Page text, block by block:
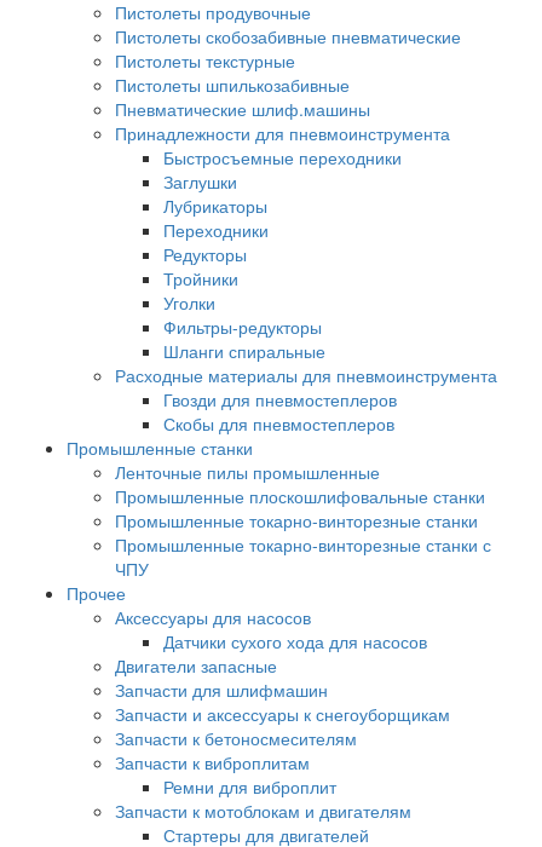
Пистолеты продувочные
Пистолеты скобозабивные пневматические
Пистолеты текстурные
Пистолеты шпилькозабивные
Пневматические шлиф.машины
Принадлежности для пневмоинструмента
Быстросъемные переходники
Заглушки
Лубрикаторы
Переходники
Редукторы
Тройники
Уголки
Фильтры-редукторы
Шланги спиральные
Расходные материалы для пневмоинструмента
Гвозди для пневмостеплеров
Скобы для пневмостеплеров
Промышленные станки
Ленточные пилы промышленные
Промышленные плоскошлифовальные станки
Промышленные токарно-винторезные станки
Промышленные токарно-винторезные станки с
ЧПУ
Прочее
Аксессуары для насосов
Датчики сухого хода для насосов
Двигатели запасные
Запчасти для шлифмашин
Запчасти и аксессуары к снегоуборщикам
Запчасти к бетоносмесителям
Запчасти к виброплитам
Ремни для виброплит
Запчасти к мотоблокам и двигателям
Стартеры для двигателей